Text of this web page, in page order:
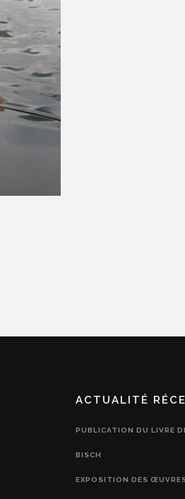
ACTUALITÉ
PUBLICATION DU LIVRE
BISCH
EXPOSITION DES ŒUVRES